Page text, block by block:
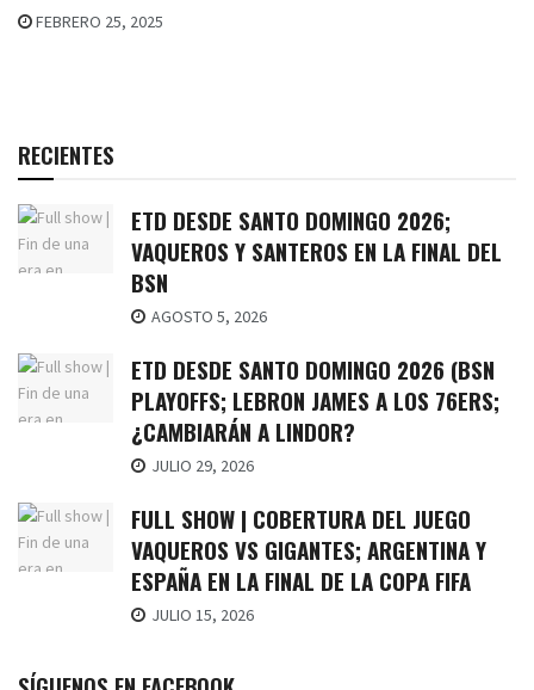
FEBRERO 25, 2025
RECIENTES
ETD DESDE SANTO DOMINGO 2026;
VAQUEROS Y SANTEROS EN LA FINAL DEL
BSN
AGOSTO 5, 2026
ETD DESDE SANTO DOMINGO 2026 (BSN
PLAYOFFS; LEBRON JAMES A LOS 76ERS;
¿CAMBIARÁN A LINDOR?
JULIO 29, 2026
FULL SHOW | COBERTURA DEL JUEGO
VAQUEROS VS GIGANTES; ARGENTINA Y
ESPAÑA EN LA FINAL DE LA COPA FIFA
JULIO 15, 2026